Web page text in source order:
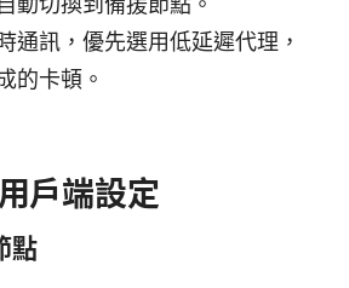
通訊，優先選用低延遲代理，
的卡頓。
戶端設定
點